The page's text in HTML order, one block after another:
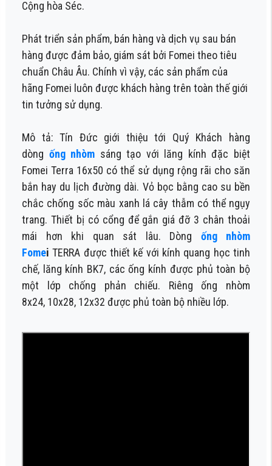
Cộng hòa Séc.
Phát triển sản phẩm, bán hàng và dịch vụ sau bán
hàng được đảm bảo, giám sát bởi Fomei theo tiêu
chuẩn Châu Âu. Chính vì vậy, các sản phẩm của
hãng Fomei luôn được khách hàng trên toàn thế giới
tin tưởng sử dụng.
Mô tả: Tín Đức giới thiệu tới Quý Khách hàng
dòng ống nhòm sáng tạo với lăng kính đặc biệt
Fomei Terra 16x50 có thể sử dụng rộng rãi cho săn
bắn hay du lịch đường dài. Vỏ bọc bằng cao su bền
chắc chống sốc màu xanh lá cây thẫm có thể ngụy
trang. Thiết bị có cổng để gắn giá đỡ 3 chân thoải
mái hơn khi quan sát lâu. Dòng ống nhòm
Fomei TERRA được thiết kế với kính quang học tinh
chế, lăng kính BK7, các ống kính được phủ toàn bộ
một lớp chống phản chiếu. Riêng ống nhòm
8x24, 10x28, 12x32 được phủ toàn bộ nhiều lớp.